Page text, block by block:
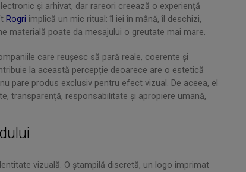
și arhivat, dar rareori creează o experiență
Rogri implică un mic ritual: îl iei în mână, îl deschizi,
materială poate da mesajului o greutate mai mare.
care reușesc să pară reale, coerente și
la această percepție deoarece are o estetică
pare produs exclusiv pentru efect vizual. De aceea, el
transparență, responsabilitate și apropiere umană,
vizuală. O ștampilă discretă, un logo imprimat